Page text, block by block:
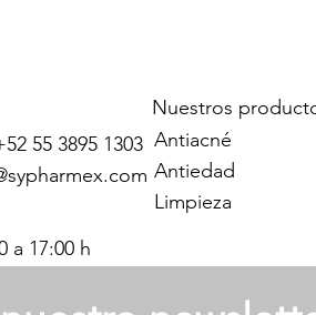
55 3895 1303
a 17:00 h
Nuestros
Antiacné
Antiedad
Limpieza